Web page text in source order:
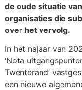
de oude situatie
organisaties die
over het vervolg.
In het najaar van
‘Nota
Twenterand’
een nieuwe